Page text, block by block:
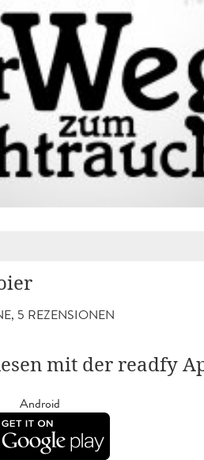
5 REZENSIONEN
mit der readfy
Android